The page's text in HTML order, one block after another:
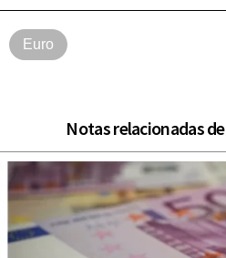
Euro
Notas relacionadas de